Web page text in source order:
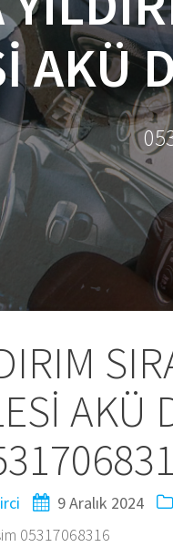
AKÜ
AKÜ
9 Aralık 2024
05317068316